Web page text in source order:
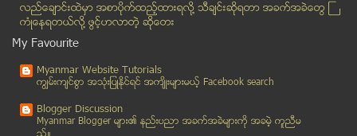
၁၃၀၀ျပည့္ အေရးေတာ္ပံုေန႔တြင္ က်ဆံုးခဲ့သည့္ အာဇာနည္...
ဒုတိယအႀကိမ္ အျပည္ျပည္ဆိုင္ရာ ေက်ာက္နဲ႔ ေက်ာက္မ်က္ရ...
အသက္၁၀ႏွစ္နဲ ့ အိမ္ေထာင္သည္ျဖစ္ခဲ့ရတဲ့ အီသီးအိုးပီ...
ျမန္မာသံရံုုး ဗံုုးခြဲရန္ၾကံသူ အဓိကေခါင္းေဆာင္ကိုု...
လည္ေခ်ာင္းထဲမွာ အစာပိုက္ထည့္ထားရလုိ႔ သီခ်င္းဆုိရတာ အခက္အခဲေတြ ႀ
ကံဳေနရတယ္လို႔ ဖြင့္ဟလာတဲ့ ဆုိေတး
My Favourite
Myanmar Website Tutorials
ကၽြမ္းက်င္စြာ အသုံးျပဳႏုိင္ရင္ အက်ိဳးမ်ားမယ့္ Facebook search
Blogger Discussion
Myanmar Blogger မ်ား၏ နည္းပညာ အခက္အခဲမ်ားကုိ အခမဲ့ ကူညီမ